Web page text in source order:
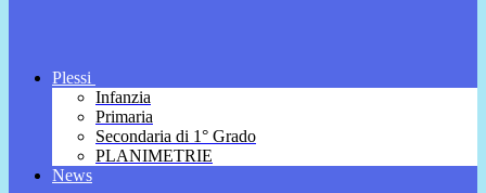
Plessi
Infanzia
Primaria
Secondaria di 1° Grado
PLANIMETRIE
News